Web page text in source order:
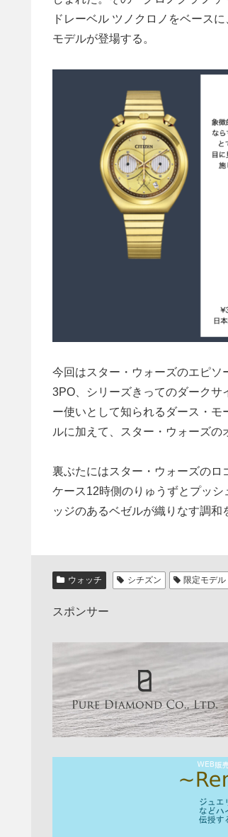
ドレーベル ツノクロノをベース
モデルが登場する。
今回はスター・ウォーズのエピ
3PO、シリーズきってのダーク
ー使いとして知られるダース・
ルに加えて、スター・ウォーズの
裏ぶたにはスター・ウォーズのロ
ケース12時側のりゅうずとプッ
ッジのあるベゼルが織りなす調和
ウォッチ シチズン 限定モデル
スポンサー